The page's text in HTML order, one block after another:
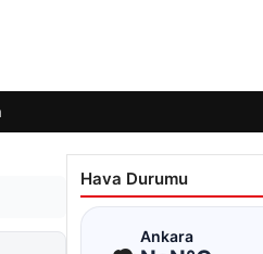
Hava Durumu
Ankara